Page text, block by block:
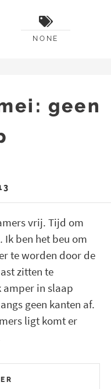
NONE
geen
vrij. Tijd om
Ik ben het beu om
te worden door de
zitten te
amper in slaap
geen kanten af.
ligt komt er